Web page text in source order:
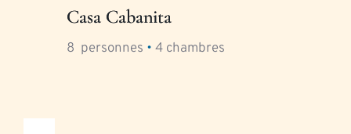
Casa Cabanita
8
  personnes
• 4 chambres